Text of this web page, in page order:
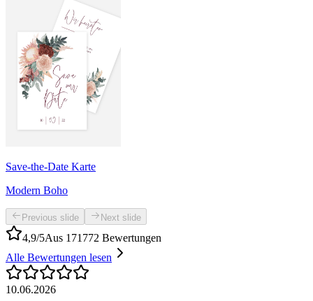
Save-the-Date Karte
Modern Boho
Previous slide Next slide
4,9/5Aus 171772 Bewertungen
Alle Bewertungen lesen
10.06.2026